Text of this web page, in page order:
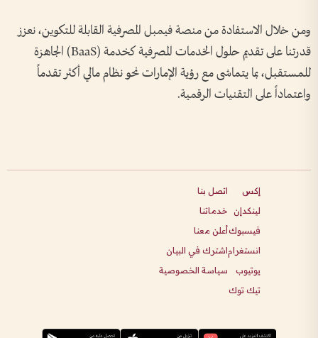
ومن خلال الاستفادة من منصة فيمبل المصرفية القابلة للتكوين، نعزز
قدرتنا على تقديم حلول الخدمات المصرفية كخدمة (BaaS) الجاهزة
للمستقبل، بما يتماشى مع رؤية الإمارات نحو نظام مالي أكثر تقدماً
واعتماداً على التقنيات الرقمية.
إكس
لينكدإن
فيسبوك
انستغرام
يوتيوب
تيك توك
اتصل بنا
خدماتنا
أعلن معنا
اشترك في البيان
سياسة الخصوصية